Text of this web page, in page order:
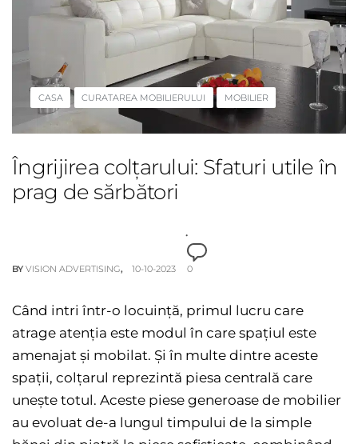
CASA CURATAREA MOBILIERULUI MOBILIER
Îngrijirea colțarului: Sfaturi utile în
prag de sărbători
BY VISION ADVERTISING 10-10-2023 0
Când intri într-o locuință, primul lucru care
atrage atenția este modul în care spațiul este
amenajat și mobilat. Și în multe dintre aceste
spații, colțarul reprezintă piesa centrală care
unește totul. Aceste piese generoase de mobilier
au evoluat de-a lungul timpului de la simple